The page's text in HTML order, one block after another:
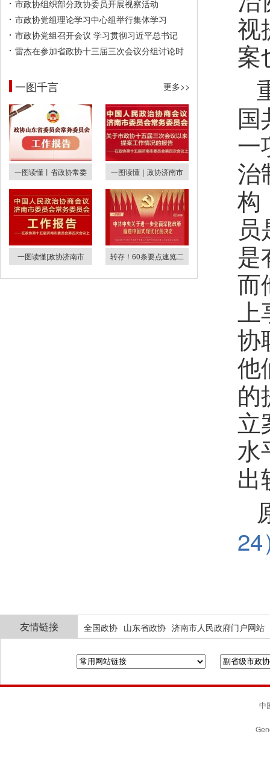
市政协组织部分政协委员开展视察活动
市政协党组理论学习中心组举行集体学习
市政协党组召开会议 学习贯彻习近平总书记
雷杰在参加省政协十三届三次会议分组讨论时
一图千言 更多>>
一图读懂丨省政协常委 一图读懂｜政协济南市
一图读懂|政协济南市 转存！60条要点速览二
视
案
国
一
治
构
是
而
上
协
他
的
立
水
出
友情链接 全国政协 山东省政协 济南市人民政府门户网站
中